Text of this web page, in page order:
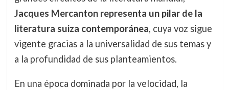
Jacques Mercanton representa un pilar de la
literatura suiza contemporánea, cuya voz sigue
vigente gracias a la universalidad de sus temas y
a la profundidad de sus planteamientos.
En una época dominada por la velocidad, la